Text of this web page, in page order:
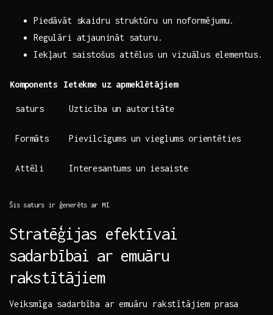
Piedāvāt skaidru struktūru un noformējumu.
Regulāri atjaunināt saturu.
Iekļaut saistošus attēlus un ⁤vizuālus⁣ elementus.
Komponents Ietekme ‍uz ‌apmeklētājiem
saturs Uzticība ‌un autoritāte
Formāts Pievilcīgums​ un vieglums‍ orientēties
Attēli Interesantums un⁣ iesaiste
Šis ⁤saturs ir ģenerēts ar ​MI.
Stratēģijas‌ efektīvai
‍sadarbībai ⁤ar emuāru
rakstītājiem
Veiksmīga sadarbība ar ⁣emuāru rakstītājiem ‍prasa